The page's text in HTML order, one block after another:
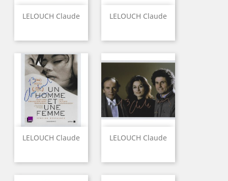
LELOUCH Claude LELOUCH Claude
LELOUCH Claude LELOUCH Claude